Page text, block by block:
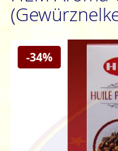
Zum
Ende
der
-34%